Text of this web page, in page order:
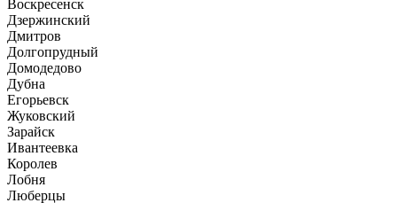
Воскресенск
Дзержинский
Дмитров
Долгопрудный
Домодедово
Дубна
Егорьевск
Жуковский
Зарайск
Ивантеевка
Королев
Лобня
Люберцы